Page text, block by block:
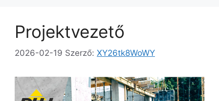
Projektvezető
2026-02-19 Szerző: XY26tk8WoWY